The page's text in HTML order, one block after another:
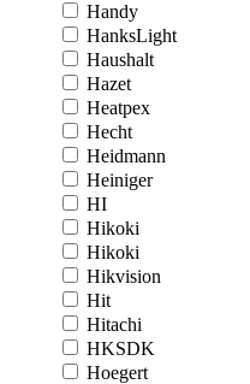
Handy
HanksLight
Haushalt
Hazet
Heatpex
Hecht
Heidmann
Heiniger
HI
Hikoki
Hikoki
Hikvision
Hit
Hitachi
HKSDK
Hoegert